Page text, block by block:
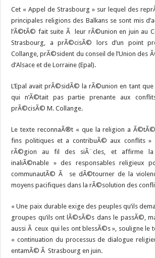
Cet « Appel de Strasbourg » sur lequel des
principales religions des Balkans se sont mis
l’Ã©tÃ© fait suite Ã leur rÃ©union en juin au
Strasbourg, a prÃ©cisÃ© lors d’un point
Collange, prÃ©sident du conseil de l’Union des
d’Alsace et de Lorraine (Epal).
L’Epal avait prÃ©sidÃ© la rÃ©union en tant
qui n’Ã©tait pas partie prenante aux
prÃ©cisÃ© M. Collange.
Le texte reconnaÃ®t « que la religion a
fins politiques et a contribuÃ© aux conflits
rÃ©gion au fil des siÃ¨cles, et affirme la
inaliÃ©nable » des responsables religieux
communautÃ© Ã se dÃ©tourner de la
moyens pacifiques dans la rÃ©solution des
« Une paix durable exige des peuples qu’ils
groupes qu’ils ont lÃ©sÃ©s dans le passÃ©,
aussi Ã ceux qui les ont blessÃ©s », souligne le
« continuation du processus de dialogue
entamÃ© Ã Strasbourg en juin.